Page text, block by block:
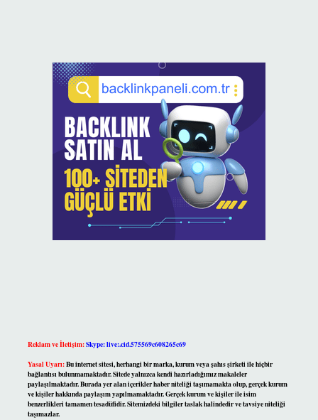
Reklam ve İletişim:Skype: live:.cid.575569c608265c69
Yasal Uyarı:Bu internet sitesi, herhangi bir marka, kurum veya şahıs şirketi ile hiçbir
bağlantısı bulunmamaktadır. Sitede yalnızca kendi hazırladığımız makaleler
paylaşılmaktadır. Burada yer alan içerikler haber niteliği taşımamakta olup, gerçek kurum
ve kişiler hakkında paylaşım yapılmamaktadır. Gerçek kurum ve kişiler ile isim
benzerlikleri tamamen tesadüfidir. Sitemizdeki bilgiler taslak halindedir ve tavsiye niteliği
taşımazlar.